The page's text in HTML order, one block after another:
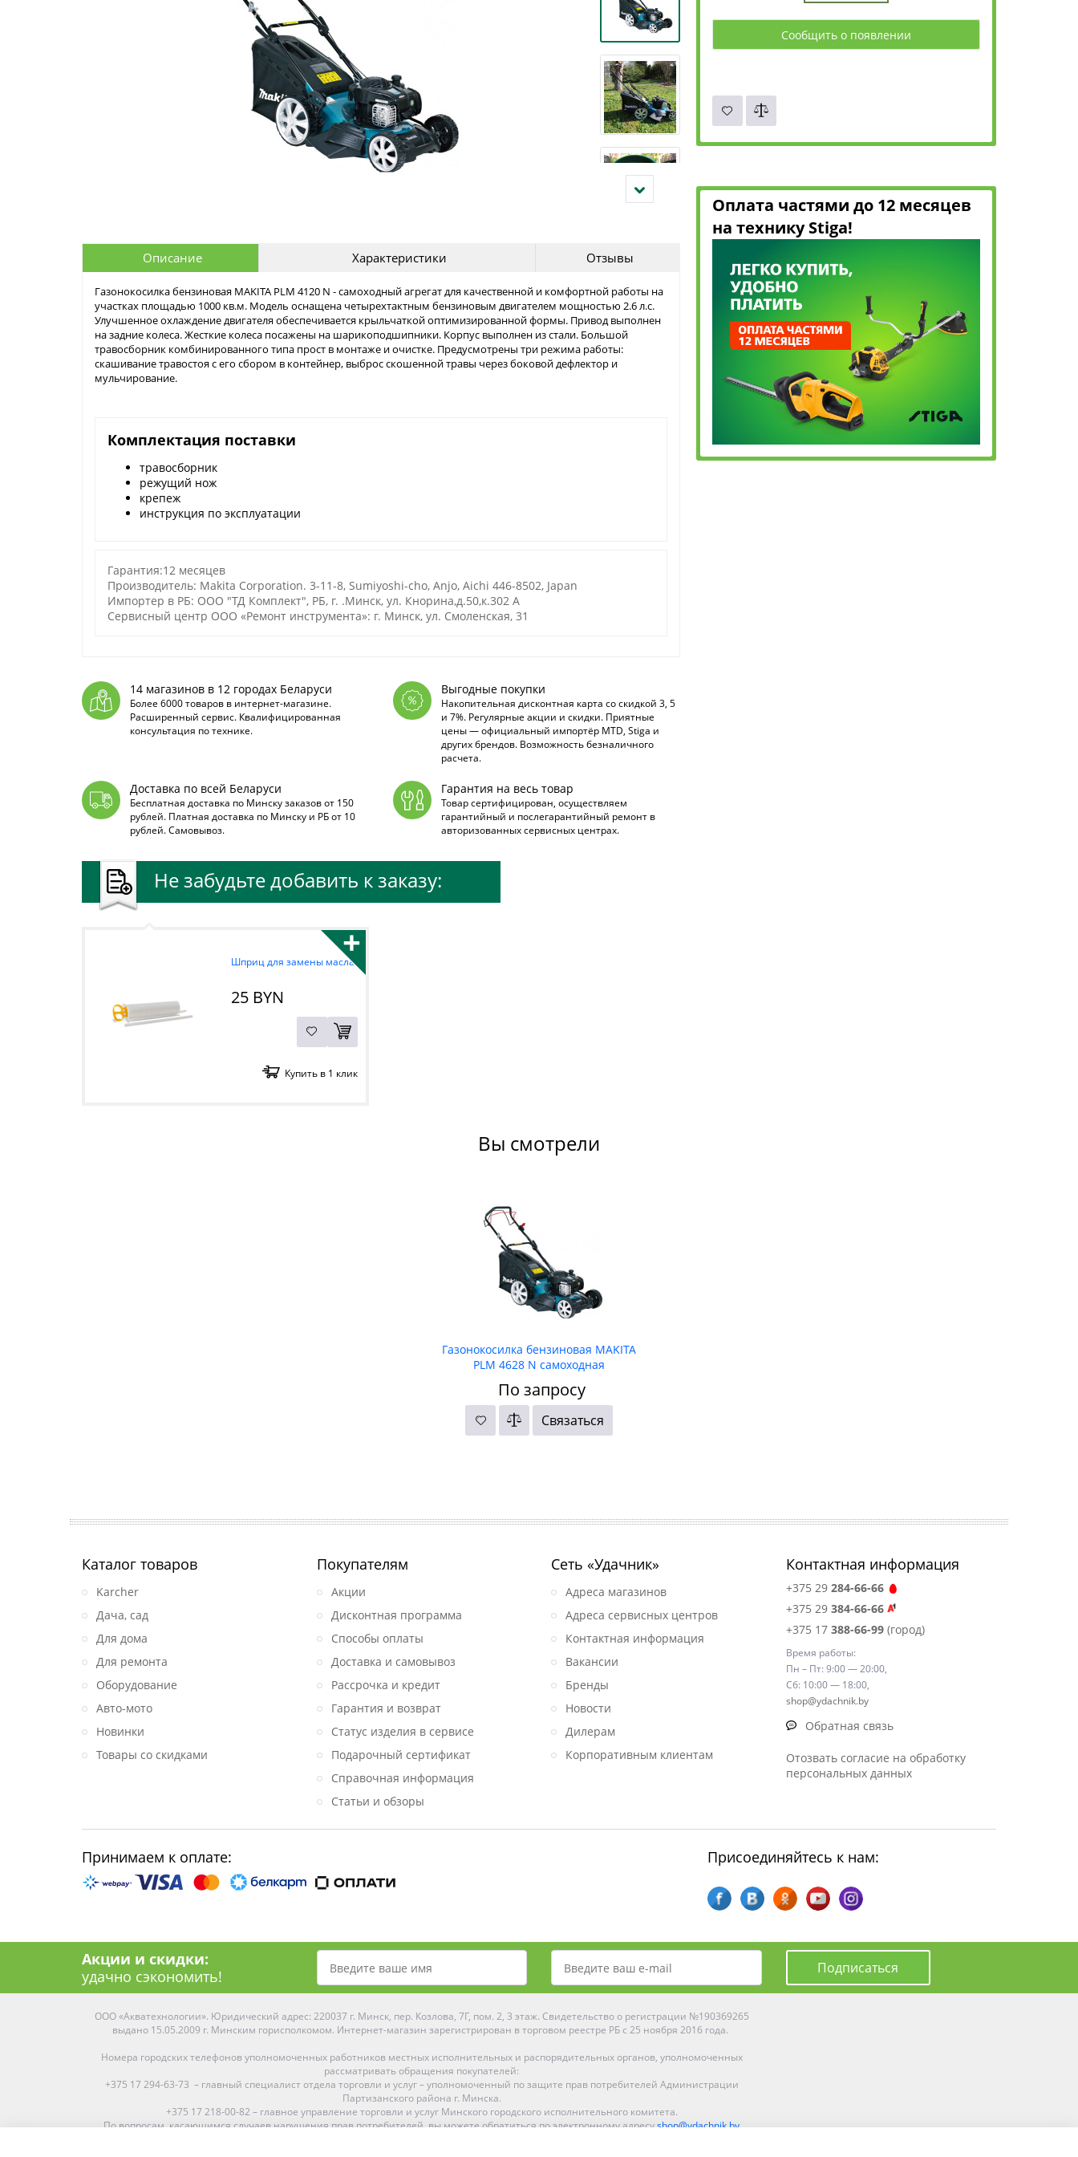
Сообщить о появлении
Оплата частями до 12 месяцев
на технику Stiga!
Описание Характеристики Отзывы
Газонокосилка бензиновая MAKITA PLM 4120 N - самоходный агрегат для качественной и комфортной работы на
участках площадью 1000 кв.м. Модель оснащена четырехтактным бензиновым двигателем мощностью 2.6 л.с.
Улучшенное охлаждение двигателя обеспечивается крыльчаткой оптимизированной формы. Привод выполнен
на задние колеса. Жесткие колеса посажены на шарикоподшипники. Корпус выполнен из стали. Большой
травосборник комбинированного типа прост в монтаже и очистке. Предусмотрены три режима работы:
скашивание травостоя с его сбором в контейнер, выброс скошенной травы через боковой дефлектор и
мульчирование.
Комплектация поставки
травосборник
режущий нож
крепеж
инструкция по эксплуатации
Гарантия:12 месяцев
Производитель: Makita Corporation. 3-11-8, Sumiyoshi-cho, Anjo, Aichi 446-8502, Japan
Импортер в РБ: ООО "ТД Комплект", РБ, г. .Минск, ул. Кнорина,д.50,к.302 А
Сервисный центр ООО «Ремонт инструмента»: г. Минск, ул. Смоленская, 31
14 магазинов в 12 городах Беларуси
Более 6000 товаров в интернет-магазине.
Расширенный сервис. Квалифицированная
консультация по технике.
Выгодные покупки
Накопительная дисконтная карта со скидкой 3, 5
и 7%. Регулярные акции и скидки. Приятные
цены — официальный импортёр MTD, Stiga и
других брендов. Возможность безналичного
расчета.
Доставка по всей Беларуси
Бесплатная доставка по Минску заказов от 150
рублей. Платная доставка по Минску и РБ от 10
рублей. Самовывоз.
Гарантия на весь товар
Товар сертифицирован, осуществляем
гарантийный и послегарантийный ремонт в
авторизованных сервисных центрах.
Не забудьте добавить к заказу:
+
Шприц для замены масла
25 BYN
Купить в 1 клик
Вы смотрели
Газонокосилка бензиновая MAKITA
PLM 4628 N самоходная
По запросу
Связаться
Каталог товаров
Karcher
Дача, сад
Для дома
Для ремонта
Оборудование
Авто-мото
Новинки
Товары со скидками
Покупателям
Акции
Дисконтная программа
Способы оплаты
Доставка и самовывоз
Рассрочка и кредит
Гарантия и возврат
Статус изделия в сервисе
Подарочный сертификат
Справочная информация
Статьи и обзоры
Сеть «Удачник»
Адреса магазинов
Адреса сервисных центров
Контактная информация
Вакансии
Бренды
Новости
Дилерам
Корпоративным клиентам
Контактная информация
+375 29 284-66-66
+375 29 384-66-66
+375 17 388-66-99(город)
Время работы:
Пн – Пт: 9:00 — 20:00,
Сб: 10:00 — 18:00,
shop@ydachnik.by
Обратная связь
Отозвать согласие на обработку
персональных данных
Принимаем к оплате: Присоединяйтесь к нам:
Акции и скидки:
удачно сэкономить!
Подписаться
ООО «Акватехнологии». Юридический адрес: 220037 г. Минск, пер. Козлова, 7Г, пом. 2, 3 этаж. Свидетельство о регистрации №190369265
выдано 15.05.2009 г. Минским горисполкомом. Интернет-магазин зарегистрирован в торговом реестре РБ с 25 ноября 2016 года.
Номера городских телефонов уполномоченных работников местных исполнительных и распорядительных органов, уполномоченных
рассматривать обращения покупателей:
+375 17 294-63-73 – главный специалист отдела торговли и услуг – уполномоченный по защите прав потребителей Администрации
Партизанского района г. Минска.
+375 17 218-00-82 – главное управление торговли и услуг Минского городского исполнительного комитета.
По вопросам, касающимся случаев нарушения прав потребителей, вы можете обратиться по электронному адресуshop@ydachnik.by